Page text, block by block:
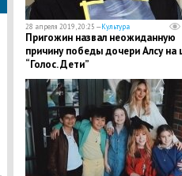
28 апреля 2019, 20:25 —Культура
Пригожин назвал неожиданную
причину победы дочери Алсу на
“Голос. Дети”